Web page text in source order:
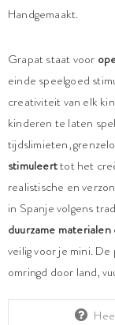
Handgemaakt.
Grapat staat voor
einde speelgoed
creativiteit van elk
kinderen te laten
tijdslimieten,
stimuleerttot het
realistische en
in Spanje volgens
duurzame
veilig voor je mini.
omringd door land,